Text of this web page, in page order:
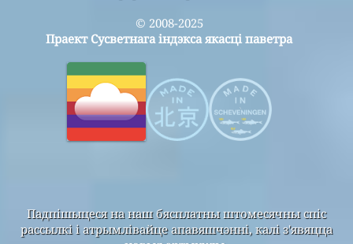
© 2008-2025
Праект Сусветнага індэкса якасці паветра
Падпішыцеся на наш бясплатны штомесячны спіс
рассылкі і атрымлівайце апавяшчэнні, калі з'явяцца